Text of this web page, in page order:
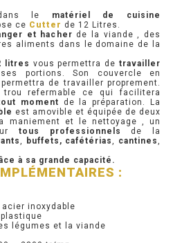
COMPACT
VITRÉE
VITRÉE
INOX
le matériel de cuisine
ce Cutter de 12 Litres.
et hacher de la viande , des
aliments dans le domaine de la
litres vous permettra detravailler
portions. Son couvercle en
de travailler proprement.
trou refermable ce qui facilitera
moment de la préparation. La
est amovible et équipée de deux
maniement et le nettoyage , un
tous professionnels
de la
, buffets, cafétérias, cantines,
à sa grande capacité.
:
inoxydable
légumes et la viande